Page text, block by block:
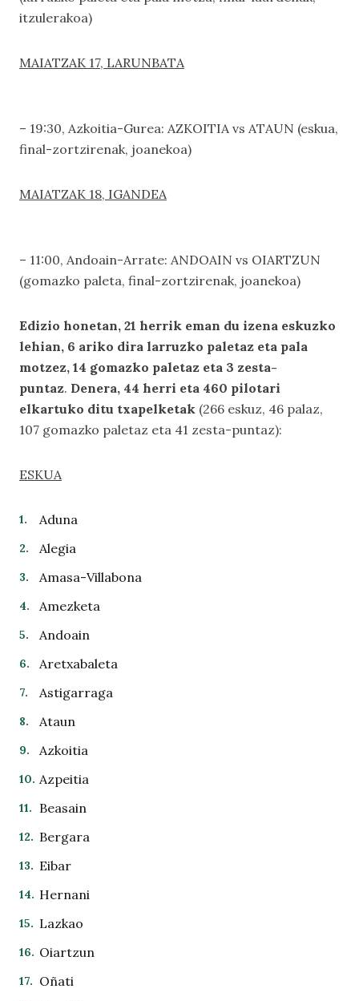
itzulerakoa)
MAIATZAK 17, LARUNBATA
– 19:30, Azkoitia-Gurea: AZKOITIA vs ATAUN (eskua,
final-zortzirenak, joanekoa)
MAIATZAK 18, IGANDEA
– 11:00, Andoain-Arrate: ANDOAIN vs OIARTZUN
(gomazko paleta, final-zortzirenak, joanekoa)
Edizio honetan, 21 herrik eman du izena eskuzko
lehian, 6 ariko dira larruzko paletaz eta pala
motzez, 14 gomazko paletaz eta 3 zesta-
puntaz. Denera, 44 herri eta 460 pilotari
elkartuko ditu txapelketak (266 eskuz, 46 palaz,
107 gomazko paletaz eta 41 zesta-puntaz):
ESKUA
Aduna
Alegia
Amasa-Villabona
Amezketa
Andoain
Aretxabaleta
Astigarraga
Ataun
Azkoitia
Azpeitia
Beasain
Bergara
Eibar
Hernani
Lazkao
Oiartzun
Oñati